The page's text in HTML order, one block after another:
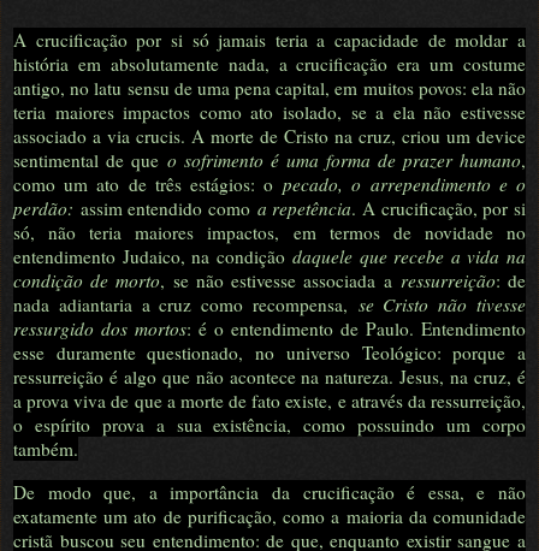
A crucificação por si só jamais teria a capacidade de moldar a
história em absolutamente nada, a crucificação era um costume
antigo, no latu sensu de uma pena capital, em muitos povos: ela não
teria maiores impactos como ato isolado, se a ela não estivesse
associado a via crucis. A morte de Cristo na cruz, criou um device
sentimental de que o sofrimento é uma forma de prazer humano,
como um ato de três estágios: o pecado, o arrependimento e o
perdão: assim entendido como a repetência. A crucificação, por si
só, não teria maiores impactos, em termos de novidade no
entendimento Judaico, na condiçãodaquele que recebe a vida na
condição de morto, se não estivesse associada a ressurreição: de
nada adiantaria a cruz como recompensa, se Cristo não tivesse
ressurgido dos mortos: é o entendimento de Paulo. Entendimento
esse duramente questionado, no universo Teológico: porque a
ressurreição é algo que não acontece na natureza. Jesus, na cruz, é
a prova viva de que a morte de fato existe, e através da ressurreição,
o espírito prova a sua existência, como possuindo um corpo
também.
De modo que, a importância da crucificação é essa, e não
exatamente um ato de purificação, como a maioria da comunidade
cristã buscou seu entendimento: de que, enquanto existir sangue a